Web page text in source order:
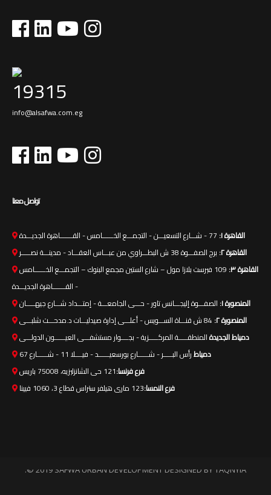
19315
info@alsafwa.com.eg
تواصل معنا
القاهرة ١:
القاهرة ٢:
برج الصفـــوة 38 ش البطـــراوي من عبـــاس العقـــاد - مدينـــة نصـــــر
القاهرة ٣:
109 فيرست بلازا مول – شارع الستين مجمع البنوك – التجمـــع الخــــــامس
- القـــــــاهرة الجديـــدة
المنصورة ١: الصفـــوة إليجـــانس تاور - حـــى الجامعـــة - إمتـــداد شـــارع جيهـــــان
المنصورة ٢:
دمياط الجديدةالمنطقـــــة المركـــــزية - بجــــوار مستشفـــى العيــــــون الدولـــى
دمياطرأس البـــــر - شــــــارع بورسعيــــــد - فيــــلا 11 - شــــــارع 67
فرع فرنسا:121 حى الشانزليزيه، 75008 باريس
فرع النمسا:123 مارى هيلفر ستراس قطاع 3، 1060 فيينا
.© 2019 SAFWA URBAN DEVELOPMENT DESIGNED BY TAQNYIA